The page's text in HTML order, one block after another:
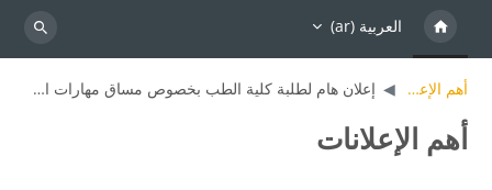
العربية ‎(ar)‎
بحث
أهم الإعلانات إعلان هام لطلبة كلية الطب بخصوص مساق مهارات استخدام الحاسوب
أهم الإعلانات